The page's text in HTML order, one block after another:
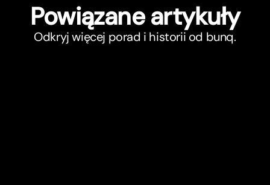
Powiązane artykuły
Odkryj więcej porad i historii od bunq.